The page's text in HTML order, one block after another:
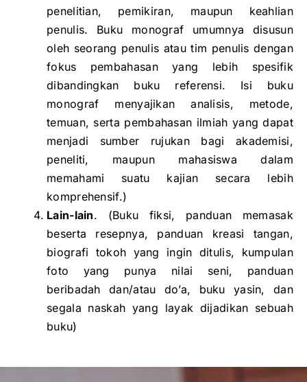
penelitian, pemikiran, maupun keahlian
penulis. Buku monograf umumnya disusun
oleh seorang penulis atau tim penulis dengan
fokus pembahasan yang lebih spesifik
dibandingkan buku referensi. Isi buku
monograf menyajikan analisis, metode,
temuan, serta pembahasan ilmiah yang dapat
menjadi sumber rujukan bagi akademisi,
peneliti, maupun mahasiswa dalam
memahami suatu kajian secara lebih
komprehensif.)
Lain-lain. (Buku fiksi, panduan memasak
beserta resepnya, panduan kreasi tangan,
biografi tokoh yang ingin ditulis, kumpulan
foto yang punya nilai seni, panduan
beribadah dan/atau do’a, buku yasin, dan
segala naskah yang layak dijadikan sebuah
buku)